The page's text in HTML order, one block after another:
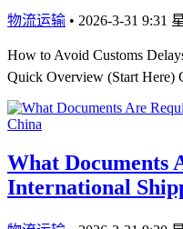
物流运输 • 2026-3-31 9:31
How to Avoid Customs
Quick Overview (Start Here)
What Documents
International